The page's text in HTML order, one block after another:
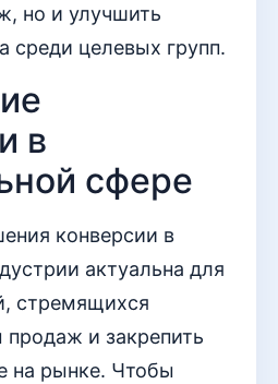
но и улучшить
среди целевых групп.
в
сфере
конверсии в
актуальна для
стремящихся
и закрепить
на рынке. Чтобы